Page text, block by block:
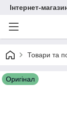
Інтернет-
Товари та
Оригінал